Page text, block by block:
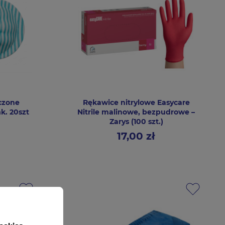
20szt
Rękawice nitrylowe Easycare
Nitrile malinowe, bezpudrowe –
Zarys (100 szt.)
Cena
17,00 zł